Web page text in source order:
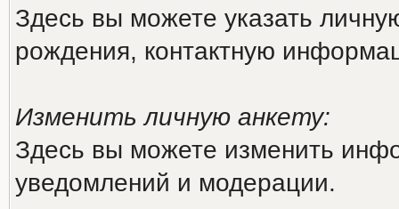
Здесь вы можете указать
рождения, контактную
Изменить личную анкету:
Здесь вы можете изменить
уведомлений и модерации.